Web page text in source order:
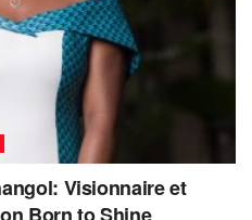
Visionnaire et